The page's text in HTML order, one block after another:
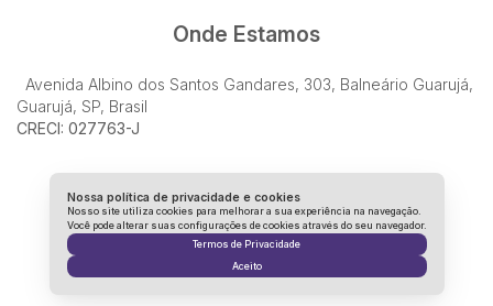
Nossa política de privacidade e cookies
Nosso site utiliza cookies para melhorar a sua experiência na navegação.
Você pode alterar suas configurações de cookies através do seu navegador.
Termos de Privacidade
Aceito
Onde Estamos
Avenida Albino dos Santos Gandares, 303, Balneário Guarujá,
Guarujá, SP, Brasil
CRECI: 027763-J